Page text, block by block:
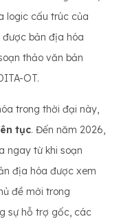
logic cấu trúc của
bản địa hóa
thảo văn bản
OT.
trong thời đại này,
tục. Đến năm 2026,
ngay từ khi soạn
địa hóa được xem
đề mới trong
sự hỗ trợ gốc, các